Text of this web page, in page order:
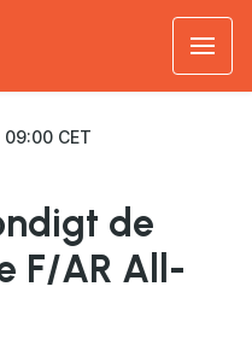
CET
de
F/AR All-